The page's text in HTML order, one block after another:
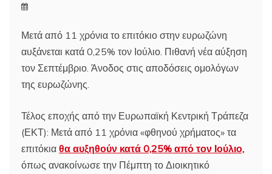
Μετά από 11 χρόνια το επιτόκιο στην ευρωζώνη
αυξάνεται κατά 0,25% τον Ιούλιο. Πιθανή νέα αύξηση
τον Σεπτέμβριο. Άνοδος στις αποδόσεις ομολόγων
της ευρωζώνης.
Τέλος εποχής από την Ευρωπαϊκή Κεντρική Τράπεζα
(ΕΚΤ): Μετά από 11 χρόνια «φθηνού χρήματος» τα
επιτόκια θα αυξηθούν κατά 0,25% από τον Ιούλιο,
όπως ανακοίνωσε την Πέμπτη το Διοικητικό